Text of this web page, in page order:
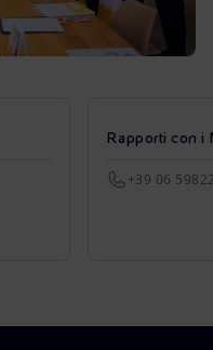
Rapporti con i
+39 06